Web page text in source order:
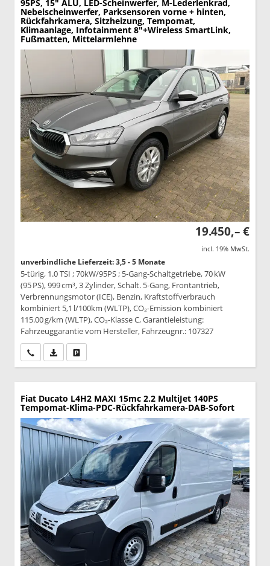
95PS, 15" ALU, LED-Scheinwerfer, M-Lederlenkrad,
Nebelscheinwerfer, Parksensoren vorne + hinten,
Rückfahrkamera, Sitzheizung, Tempomat,
Klimaanlage, Infotainment 8"+Wireless SmartLink,
Fußmatten, Mittelarmlehne
19.450,– €
incl. 19% MwSt.
unverbindliche Lieferzeit: 3,5 - 5 Monate
5-türig, 1.0 TSI ; 70kW/95PS ; 5-Gang-Schaltgetriebe, 70 kW
(95 PS), 999 cm³, 3 Zylinder, Schalt. 5-Gang, Frontantrieb,
Verbrennungsmotor (ICE), Benzin, Kraftstoffverbrauch
kombiniert 5,1 l/100km (WLTP), CO₂-Emission kombiniert
115.00 g/km (WLTP), CO₂-Klasse C, Garantieleistung:
Fahrzeuggarantie vom Hersteller, Fahrzeugnr.: 107327
Wir rufen Sie anPDF-Datei, Fahrzeugexposé drucken
Fiat Ducato L4H2 MAXI 15mc 2.2 MultiJet 140PS
Tempomat-Klima-PDC-Rückfahrkamera-DAB-Sofort